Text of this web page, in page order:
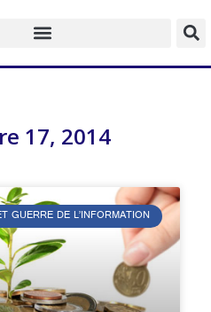
17, 2014
GUERRE DE L’INFORMATION